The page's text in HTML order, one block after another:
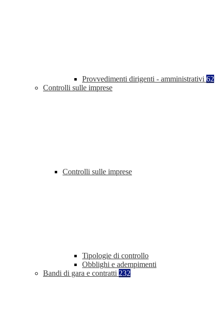
Provvedimenti dirigenti - amministrativi 62
Controlli sulle imprese
Controlli sulle imprese
Tipologie di controllo
Obblighi e adempimenti
Bandi di gara e contratti 232